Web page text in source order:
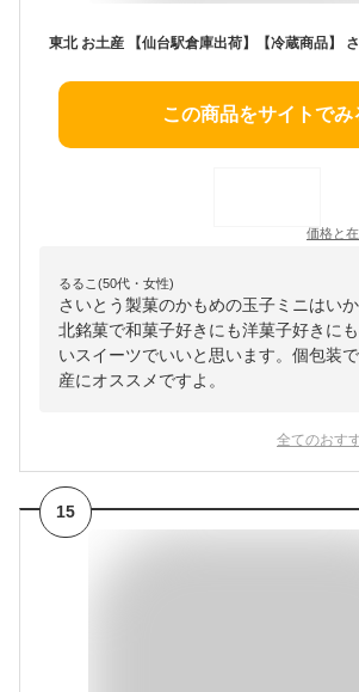
この商品をサイトでみ
価格と
るるこ(50代・女性)
さいとう製菓のかもめの玉子ミニはい
北銘菓で和菓子好きにも洋菓子好きに
いスイーツでいいと思います。個包装
産にオススメですよ。
全てのおす
15